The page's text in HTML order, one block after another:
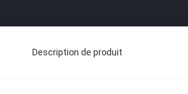
Description de produit